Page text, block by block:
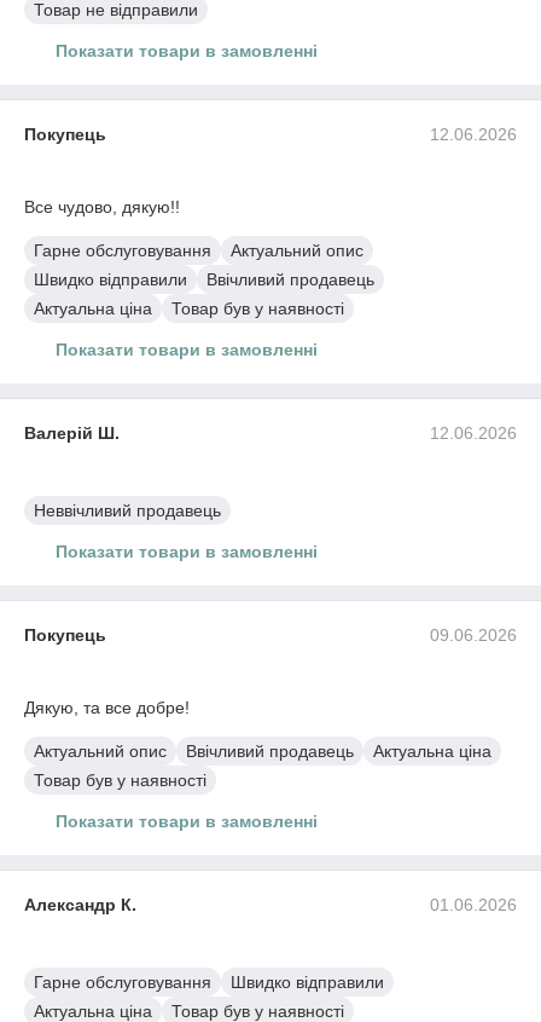
Товар не відправили
Сушка для філаменту Creality Space Pi Filament Dryer Plus
Показати товари в замовленні
12.06.2026
Покупець
Все чудово, дякую!!
Гарне обслуговування
Актуальний опис
Швидко відправили
Ввічливий продавець
Актуальна ціна
Товар був у наявності
Сушка для філаменту Creality Space Pi Filament Dryer Plus
Показати товари в замовленні
12.06.2026
Валерій Ш.
Неввічливий продавець
JAMG HE Water Washable Resin водозмивна фотополімерна
Показати товари в замовленні
09.06.2026
Покупець
Дякую, та все добре!
Актуальний опис Ввічливий продавець
Актуальна ціна
Товар був у наявності
Пластик в котушці для 3D друку PETG (Copet) Jamg He 1,75
Пластик в котушці для 3D друку PETG (Copet) Jamg He 1,75
Пластик в котушці для 3D друку ABS Jamg He 1,75 мм 1 кг
Показати товари в замовленні
01.06.2026
Александр К.
Гарне обслуговування
Швидко відправили
Актуальна ціна
Товар був у наявності